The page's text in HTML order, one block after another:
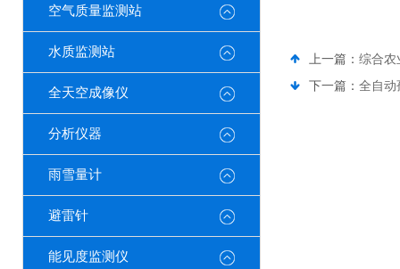
空气质量监测站
水质监测站
全天空成像仪
分析仪器
雨雪量计
避雷针
能见度监测仪
上一篇： 综合农
下一篇： 全自动